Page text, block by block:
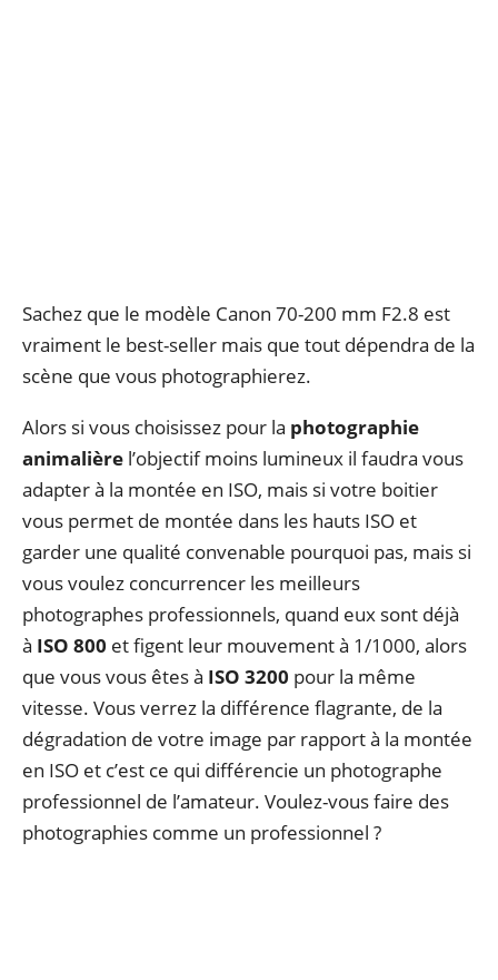
Sachez que le modèle Canon 70-200 mm F2.8 est
vraiment le best-seller mais que tout dépendra de la
scène que vous photographierez.
Alors si vous choisissez pour la photographie
animalière l’objectif moins lumineux il faudra vous
adapter à la montée en ISO, mais si votre boitier
vous permet de montée dans les hauts ISO et
garder une qualité convenable pourquoi pas, mais si
vous voulez concurrencer les meilleurs
photographes professionnels, quand eux sont déjà
à ISO 800 et figent leur mouvement à 1/1000, alors
que vous vous êtes à ISO 3200 pour la même
vitesse. Vous verrez la différence flagrante, de la
dégradation de votre image par rapport à la montée
en ISO et c’est ce qui différencie un photographe
professionnel de l’amateur. Voulez-vous faire des
photographies comme un professionnel ?